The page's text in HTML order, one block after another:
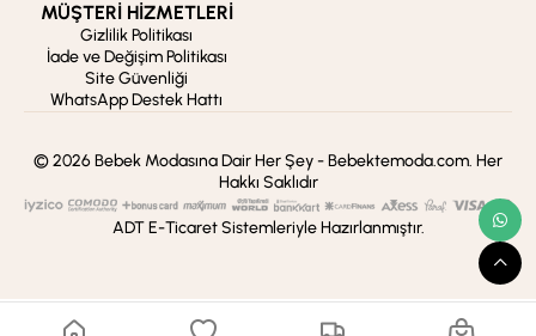
MÜŞTERİ HİZMETLERİ
Gizlilik Politikası
İade ve Değişim Politikası
Site Güvenliği
WhatsApp Destek Hattı
© 2026 Bebek Modasına Dair Her Şey - Bebektemoda.com. Her
Hakkı Saklıdır
ADT E-Ticaret Sistemleriyle Hazırlanmıştır.